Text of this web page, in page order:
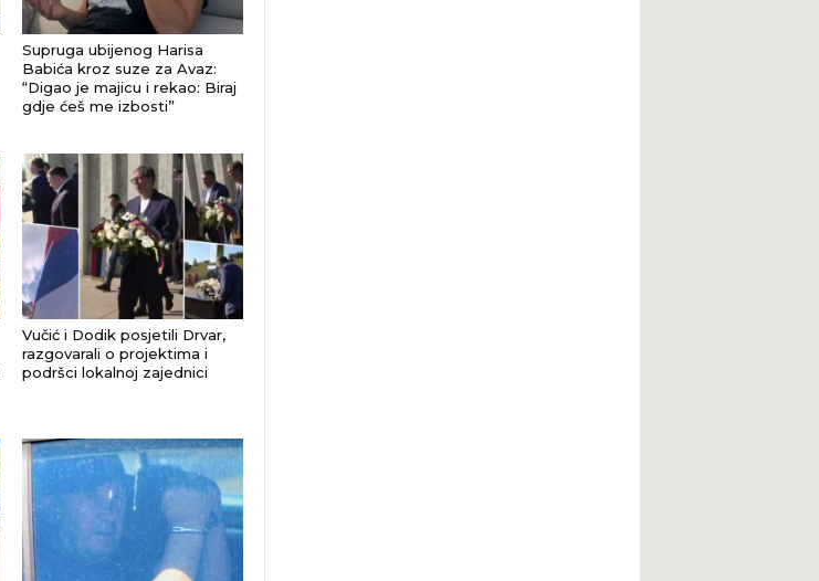
Supruga ubijenog Harisa
Babića kroz suze za Avaz:
“Digao je majicu i rekao: Biraj
gdje ćeš me izbosti”
Vučić i Dodik posjetili Drvar,
razgovarali o projektima i
podršci lokalnoj zajednici